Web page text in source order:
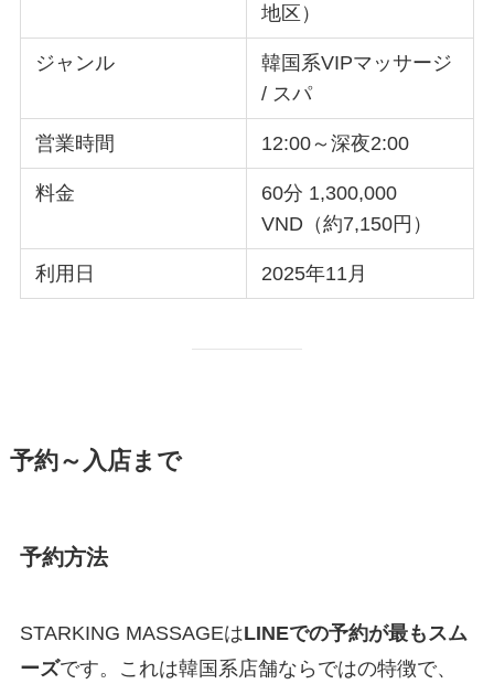
地区）
ジャンル
韓国系VIPマッサージ
/ スパ
営業時間 12:00～深夜2:00
料金
60分 1,300,000
VND（約7,150円）
利用日 2025年11月
予約～入店まで
予約方法
STARKING MASSAGEはLINEでの予約が最もスム
ーズです。これは韓国系店舗ならではの特徴で、